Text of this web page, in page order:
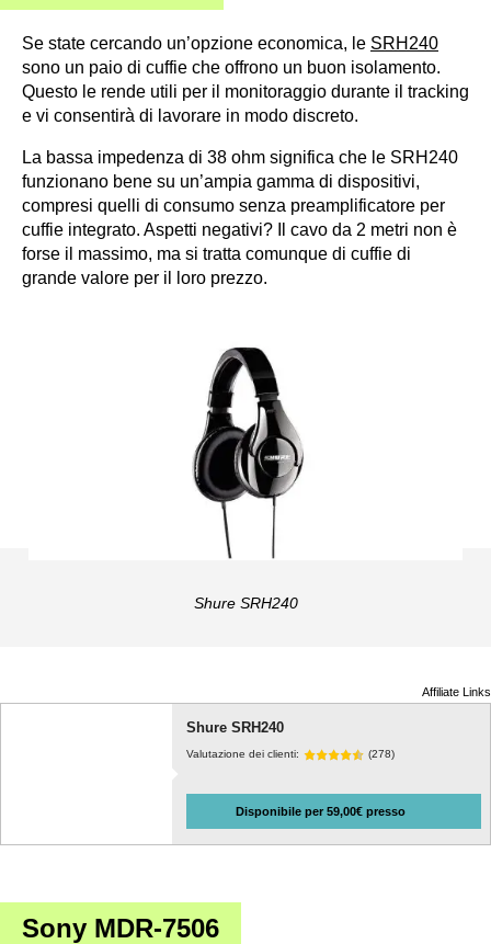
Se state cercando un’opzione economica, le SRH240
sono un paio di cuffie che offrono un buon isolamento.
Questo le rende utili per il monitoraggio durante il tracking
e vi consentirà di lavorare in modo discreto.
La bassa impedenza di 38 ohm significa che le SRH240
funzionano bene su un’ampia gamma di dispositivi,
compresi quelli di consumo senza preamplificatore per
cuffie integrato. Aspetti negativi? Il cavo da 2 metri non è
forse il massimo, ma si tratta comunque di cuffie di
grande valore per il loro prezzo.
Shure SRH240
Affiliate Links
Shure SRH240
Valutazione dei clienti: (278)
Disponibile per 59,00€ presso
Sony MDR-7506